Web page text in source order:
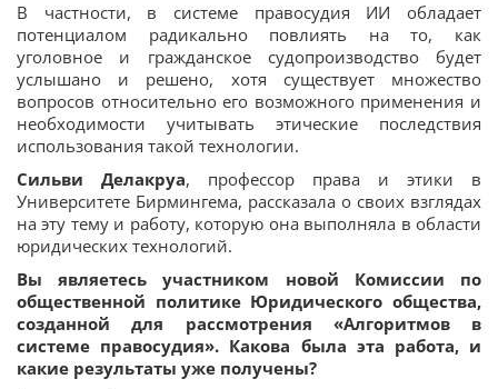
В частности, в системе правосудия ИИ обладает
потенциалом радикально повлиять на то, как
уголовное и гражданское судопроизводство будет
услышано и решено, хотя существует множество
вопросов относительно его возможного применения и
необходимости учитывать этические последствия
использования такой технологии.
Сильви Делакруа, профессор права и этики в
Университете Бирмингема, рассказала о своих взглядах
на эту тему и работу, которую она выполняла в области
юридических технологий.
Вы являетесь участником новой Комиссии по
общественной политике Юридического общества,
созданной для рассмотрения «Алгоритмов в
системе правосудия». Какова была эта работа, и
какие результаты уже получены?